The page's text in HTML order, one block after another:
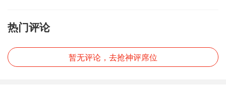
热门评论
暂无评论，去抢神评席位